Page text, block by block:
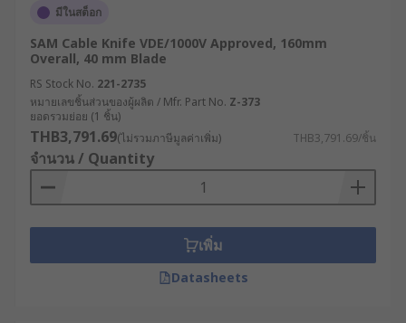
มีในสต็อก
SAM Cable Knife VDE/1000V Approved, 160mm
Overall, 40 mm Blade
RS Stock No. 221-2735
หมายเลขชิ้นส่วนของผู้ผลิต / Mfr. Part No. Z-373
ยอดรวมย่อย (1 ชิ้น)
THB3,791.69(ไม่รวมภาษีมูลค่าเพิ่ม) THB3,791.69/ชิ้น
จำนวน / Quantity
เพิ่ม
Datasheets